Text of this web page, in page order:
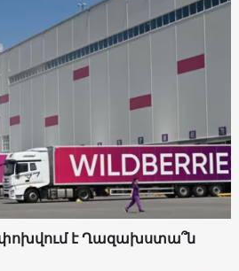
է Ղազախստա՞ն